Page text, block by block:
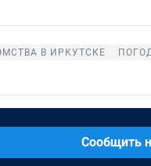
В ИРКУТСКЕ
Сообщить